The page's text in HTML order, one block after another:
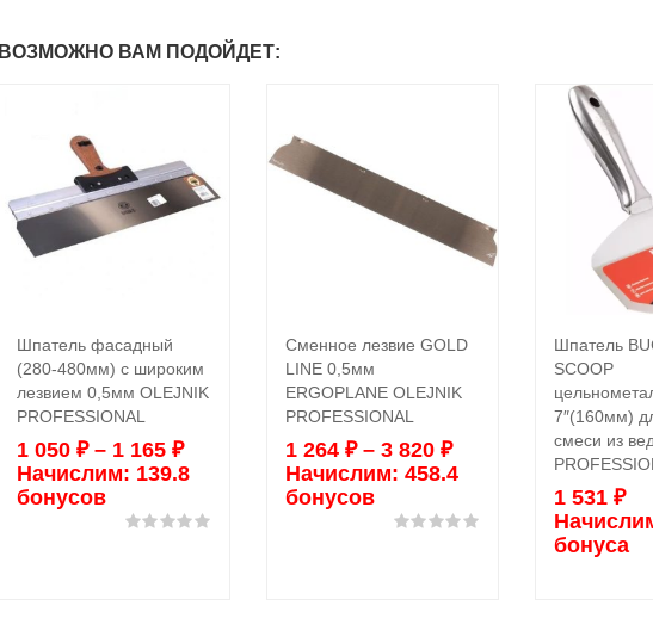
ВОЗМОЖНО ВАМ ПОДОЙДЕТ:
Выбрать ...
Шпатель фасадный
(280-480мм) с широким
лезвием 0,5мм OLEJNIK
PROFESSIONAL
1 050 ₽– 1 165 ₽
Начислим: 139.8
бонусов
Выбрать ...
Сменное лезвие GOLD
LINE 0,5мм
ERGOPLANE OLEJNIK
PROFESSIONAL
1 264 ₽– 3 820 ₽
Начислим: 458.4
бонусов
из 5
В
Шпатель
SCOOP
7″(160мм)
смеси из
1 531 ₽
бонуса